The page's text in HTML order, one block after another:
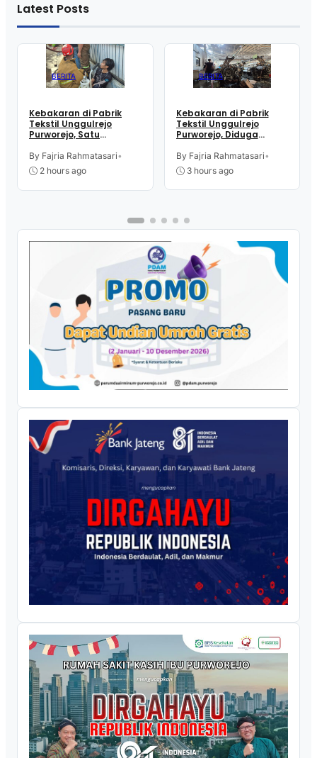
Latest Posts
BERITA
Kebakaran di Pabrik
Tekstil Unggulrejo
Purworejo, Satu
Tulang, Petugas
Damkar Sesak Nafas
By Fajria Rahmatasari•
2 hours ago
BERITA
Kebakaran di Pabrik
Tekstil Unggulrejo
Purworejo, Diduga
By Fajria Rahmatasari•
3 hours ago